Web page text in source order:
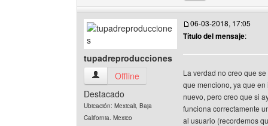
tupadreproducciones
tupadreproducciones Ver perfil del usuario
Offline
Destacado
Ubicación: Mexicali, Baja
California. Mexico
06-03-2018, 17:05
Título del mensaje:
La verdad no creo que
que menciono, ya que
nuevo, pero creo que si
funciona correctamente
al usuario (recordemos